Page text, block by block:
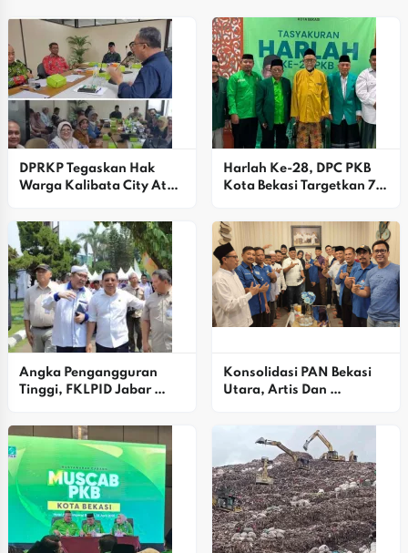
DPRKP Tegaskan Hak
Warga Kalibata City Atas
Terverifikasi
Harlah Ke-28, DPC PKB
Kota Bekasi Targetkan 7
2029
Angka Pengangguran
Tinggi, FKLPID Jabar
Ekosistem
Konsolidasi PAN Bekasi
Utara, Artis Dan